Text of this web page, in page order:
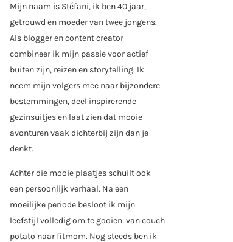
Mijn naam is Stéfani, ik ben 40 jaar,
getrouwd en moeder van twee jongens.
Als blogger en content creator
combineer ik mijn passie voor actief
buiten zijn, reizen en storytelling. Ik
neem mijn volgers mee naar bijzondere
bestemmingen, deel inspirerende
gezinsuitjes en laat zien dat mooie
avonturen vaak dichterbij zijn dan je
denkt.
Achter die mooie plaatjes schuilt ook
een persoonlijk verhaal. Na een
moeilijke periode besloot ik mijn
leefstijl volledig om te gooien: van couch
potato naar fitmom. Nog steeds ben ik